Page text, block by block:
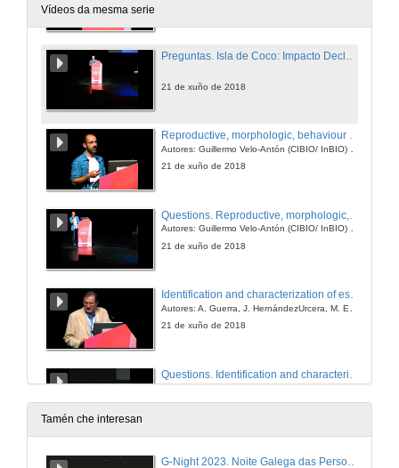
Vídeos da mesma serie
21 de xuño de 2018
Reproductive, morphologic, behaviour and genetic changes of fire salamanders in Cíes
21 de xuño de 2018
Autores: Guillermo Velo-Antón (CIBIO/ InBIO) e A. Cordero Rivera (Universidade de Vigo)
21 de xuño de 2018
Identification and characterization of essential habitats for three cephalopod species in the galician atlantic islands national park
21 de xuño de 2018
21 de xuño de 2018
Tamén che interesan
G-Night 2023. Noite Galega das Persoas Investigadoras. Conciencias creativas